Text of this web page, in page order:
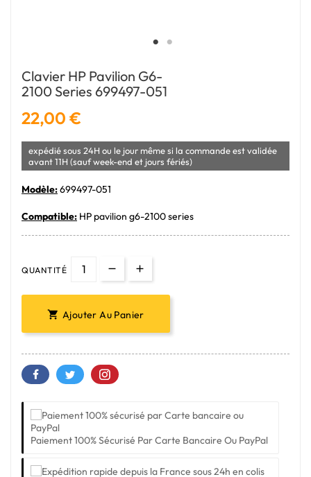
Clavier HP Pavilion G6-
2100 Series 699497-051
22,00 €
expédié sous 24H ou le jour même si la commande est validée
avant 11H (sauf week-end et jours fériés)
Modèle:699497-051
Compatible: HP pavilion g6-2100 series
QUANTITÉ
 Ajouter Au Panier
Paiement 100% Sécurisé Par Carte Bancaire Ou PayPal